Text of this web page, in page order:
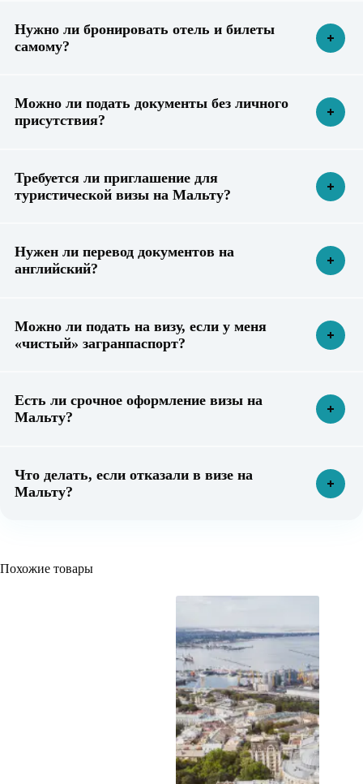
Нужно ли бронировать отель и билеты
самому?
Можно ли подать документы без личного
присутствия?
Требуется ли приглашение для
туристической визы на Мальту?
Нужен ли перевод документов на
английский?
Можно ли подать на визу, если у меня
«чистый» загранпаспорт?
Есть ли срочное оформление визы на
Мальту?
Что делать, если отказали в визе на
Мальту?
Похожие товары